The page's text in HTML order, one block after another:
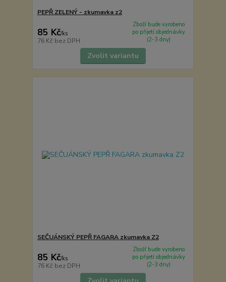
PEPŘ ZELENÝ - zkumavka z2
85 Kč/ks
76 Kč bez DPH
Zboží bude vyrobeno
po přijetí objednávky
(2-3 dny)
Zvolit variantu
SEČUÁNSKÝ PEPŘ FAGARA zkumavka Z2
85 Kč/ks
76 Kč bez DPH
Zboží bude vyrobeno
po přijetí objednávky
(2-3 dny)